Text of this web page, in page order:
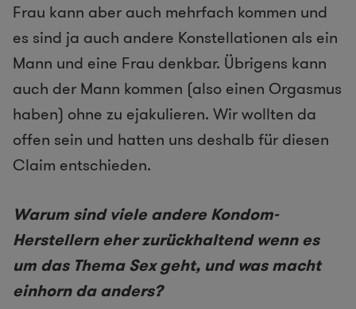
Frau kann aber auch mehrfach kommen und
es sind ja auch andere Konstellationen als ein
Mann und eine Frau denkbar. Übrigens kann
auch der Mann kommen (also einen Orgasmus
haben) ohne zu ejakulieren. Wir wollten da
offen sein und hatten uns deshalb für diesen
Claim entschieden.
Warum sind viele andere Kondom-
Herstellern eher zurückhaltend wenn es
um das Thema Sex geht, und was macht
einhorn da anders?